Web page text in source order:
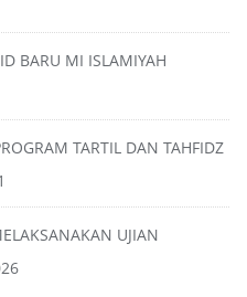
BARU MI ISLAMIYAH
TARTIL DAN TAHFIDZ
UJIAN